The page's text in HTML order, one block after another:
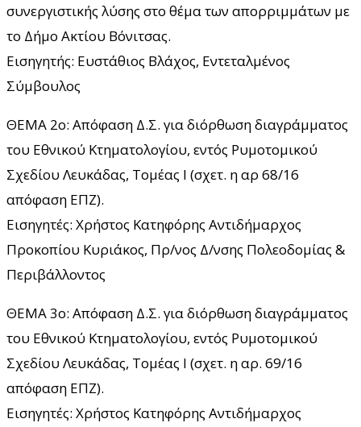
συνεργιστικής λύσης στο θέμα των απορριμμάτων με
το Δήμο Ακτίου Βόνιτσας.
Εισηγητής: Ευστάθιος Βλάχος, Εντεταλμένος
Σύμβουλος
ΘΕΜΑ 2ο: Απόφαση Δ.Σ. για διόρθωση διαγράμματος
του Εθνικού Κτηματολογίου, εντός Ρυμοτομικού
Σχεδίου Λευκάδας, Τομέας Ι (σχετ. η αρ 68/16
απόφαση ΕΠΖ).
Εισηγητές: Χρήστος Κατηφόρης Αντιδήμαρχος
Προκοπίου Κυριάκος, Πρ/νος Δ/νσης Πολεοδομίας &
Περιβάλλοντος
ΘΕΜΑ 3ο: Απόφαση Δ.Σ. για διόρθωση διαγράμματος
του Εθνικού Κτηματολογίου, εντός Ρυμοτομικού
Σχεδίου Λευκάδας, Τομέας Ι (σχετ. η αρ. 69/16
απόφαση ΕΠΖ).
Εισηγητές: Χρήστος Κατηφόρης Αντιδήμαρχος